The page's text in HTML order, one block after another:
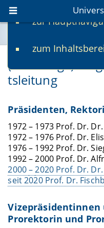
zur
zum
fis.uni-
(Ehemalige)
tsleitung
Präsidenten,
1972 – 1973 Prof. Dr.
1972 – 1976 Prof. Dr.
1976 – 1992 Prof. Dr.
1992 – 2000 Prof. Dr.
2000–2020 Prof. Dr.
seit 2020 Prof. Dr.
Vizepräsidentinnen
Prorektorin und